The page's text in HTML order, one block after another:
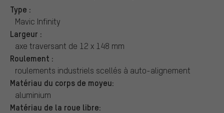
Type :
Mavic Infinity
Largeur :
axe traversant de 12 x 148 mm
Roulement :
roulements industriels scellés à auto-alignement
Matériau du corps de moyeu:
aluminium
Matériau de la roue libre: